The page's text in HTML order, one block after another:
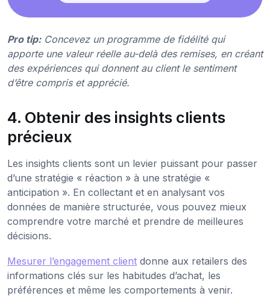
Pro tip: Concevez un programme de fidélité qui
apporte une valeur réelle au-delà des remises, en créant
des expériences qui donnent au client le sentiment
d’être compris et apprécié.
4. Obtenir des insights clients
précieux
Les insights clients sont un levier puissant pour passer
d’une stratégie « réaction » à une stratégie «
anticipation ». En collectant et en analysant vos
données de manière structurée, vous pouvez mieux
comprendre votre marché et prendre de meilleures
décisions.
Mesurer l’engagement client donne aux retailers des
informations clés sur les habitudes d’achat, les
préférences et même les comportements à venir.